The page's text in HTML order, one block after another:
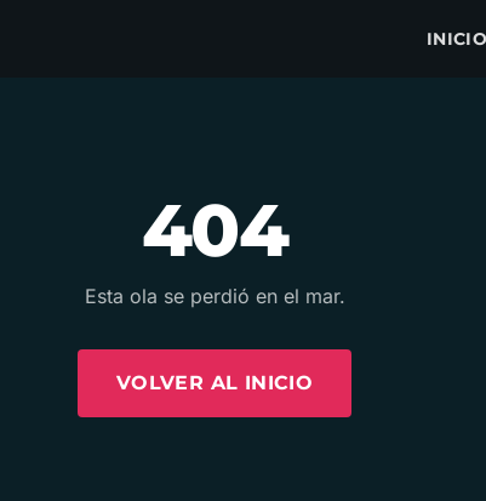
404
Esta ola se perdió en el mar.
VOLVER AL INICIO